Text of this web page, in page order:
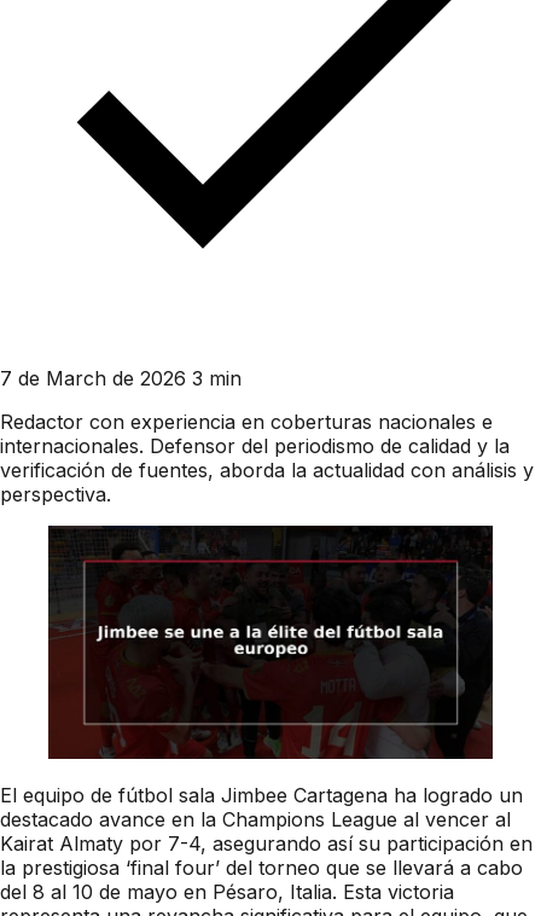
7 de March de 2026 3 min
Redactor con experiencia en coberturas nacionales e
internacionales. Defensor del periodismo de calidad y la
verificación de fuentes, aborda la actualidad con análisis y
perspectiva.
El equipo de fútbol sala Jimbee Cartagena ha logrado un
destacado avance en la Champions League al vencer al
Kairat Almaty por 7-4, asegurando así su participación en
la prestigiosa ‘final four’ del torneo que se llevará a cabo
del 8 al 10 de mayo en Pésaro, Italia. Esta victoria